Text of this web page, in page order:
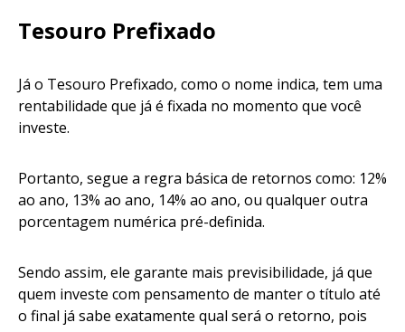
Tesouro Prefixado
Já o Tesouro Prefixado, como o nome indica, tem uma
rentabilidade que já é fixada no momento que você
investe.
Portanto, segue a regra básica de retornos como: 12%
ao ano, 13% ao ano, 14% ao ano, ou qualquer outra
porcentagem numérica pré-definida.
Sendo assim, ele garante mais previsibilidade, já que
quem investe com pensamento de manter o título até
o final já sabe exatamente qual será o retorno, pois